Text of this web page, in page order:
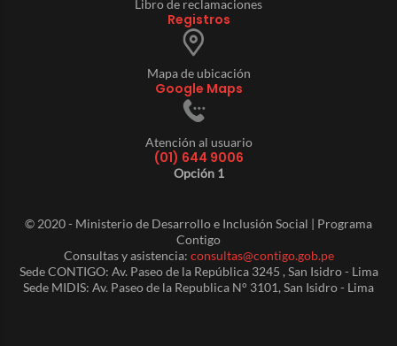
Libro de reclamaciones
Registros
Mapa de ubicación
Google Maps
Atención al usuario
(01) 644 9006
Opción 1
© 2020 - Ministerio de Desarrollo e Inclusión Social | Programa
Contigo
Consultas y asistencia: consultas@contigo.gob.pe
Sede CONTIGO: Av. Paseo de la República 3245 , San Isidro - Lima
Sede MIDIS: Av. Paseo de la Republica N° 3101, San Isidro - Lima